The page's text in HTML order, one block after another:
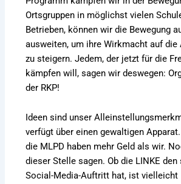
Ortsgruppen in möglichst vielen
Betrieben, können wir die Bewegung
ausweiten, um ihre Wirkmacht auf
zu steigern. Jedem, der jetzt für die
kämpfen will, sagen wir deswegen:
der RKP!
Ideen sind unser
verfügt über einen gewaltigen
die MLPD haben mehr Geld als wir.
dieser Stelle sagen. Ob die LINKE den
Social-Media-Auftritt hat, ist vielleicht